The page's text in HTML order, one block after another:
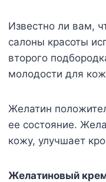
Известно ли вам,
салоны красоты
второго
молодости для
Желатин
ее состояние.
кожу, улучшает
Желатиновый